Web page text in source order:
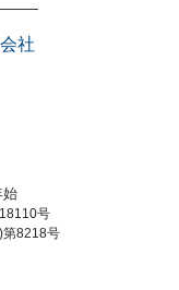
社
始
号
8218号